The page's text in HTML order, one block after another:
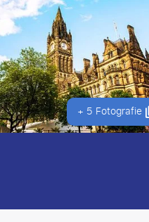
+ 5 Fotografie